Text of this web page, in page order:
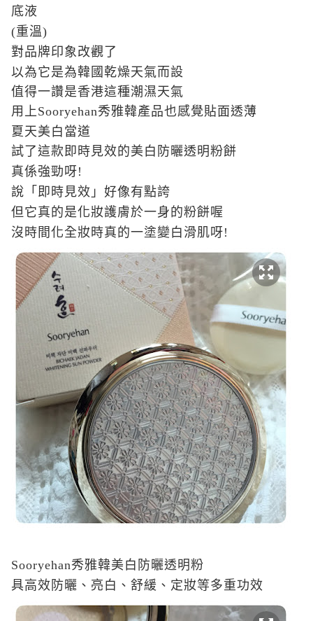
底液
(重溫)
對品牌印象改觀了
以為它是為韓國乾燥天氣而設
值得一讚是香港這種潮濕天氣
用上Sooryehan秀雅韓產品也感覺貼面透薄
夏天美白當道
試了這款即時見效的美白防曬透明粉餅
真係強勁呀!
說「即時見效」好像有點誇
但它真的是化妝護膚於一身的粉餅喔
沒時間化全妝時真的一塗變白滑肌呀!
Sooryehan秀雅韓美白防曬透明粉
具高效防曬、亮白、舒緩、定妝等多重功效